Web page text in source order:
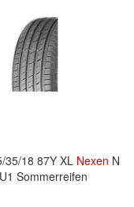
35/18 87Y XL Nexen N
Sommerreifen